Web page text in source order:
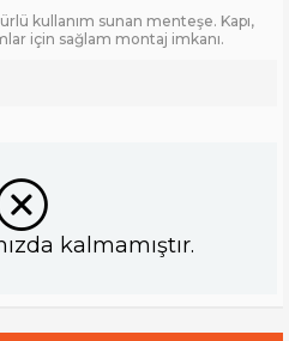
kullanım sunan menteşe. Kapı,
için sağlam montaj imkanı.
kalmamıştır.